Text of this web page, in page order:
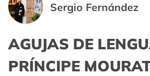
Sergio Fernández
AGUJAS DE
PRÍNCIPE